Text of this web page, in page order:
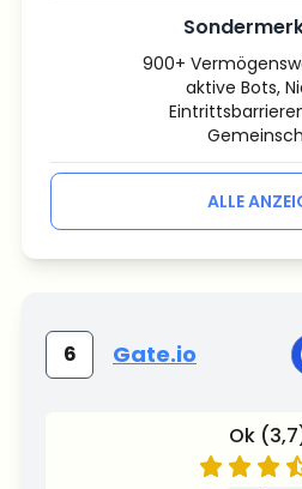
900+
aktive Bots,
ALLE
6 Gate.io
Ok